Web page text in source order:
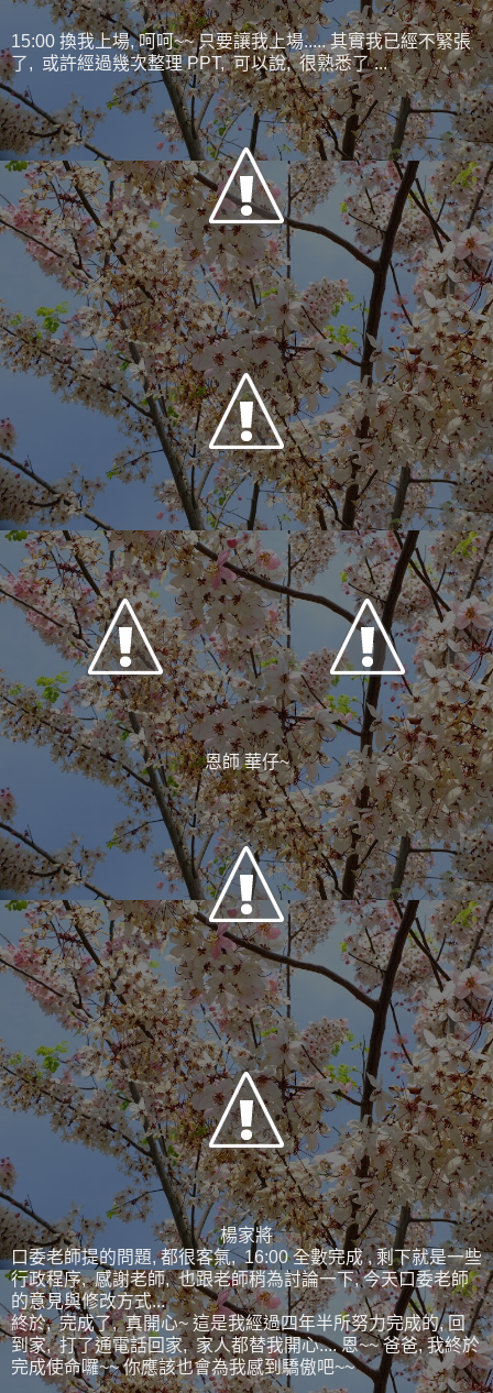
15:00 換我上場, 呵呵~~ 只要讓我上場..... 其實我已經不緊張
了, 或許經過幾次整理 PPT, 可以說, 很熟悉了 ...
恩師 華仔~
楊家將
口委老師提的問題, 都很客氣, 16:00 全數完成 , 剩下就是一些
行政程序, 感謝老師, 也跟老師稍為討論一下, 今天口委老師
的意見與修改方式...
終於, 完成了, 真開心~ 這是我經過四年半所努力完成的, 回
到家, 打了通電話回家, 家人都替我開心.... 恩~~ 爸爸, 我終於
完成使命囉~~ 你應該也會為我感到驕傲吧~~